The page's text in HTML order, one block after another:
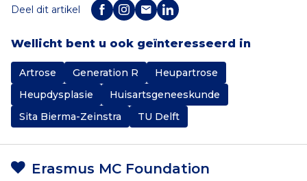
Deel dit artikel
Wellicht bent u ook geïnteresseerd in
Artrose Generation R
Heupartrose
Heupdysplasie
Huisartsgeneeskunde
Sita Bierma-Zeinstra
TU Delft
Erasmus MC Foundation